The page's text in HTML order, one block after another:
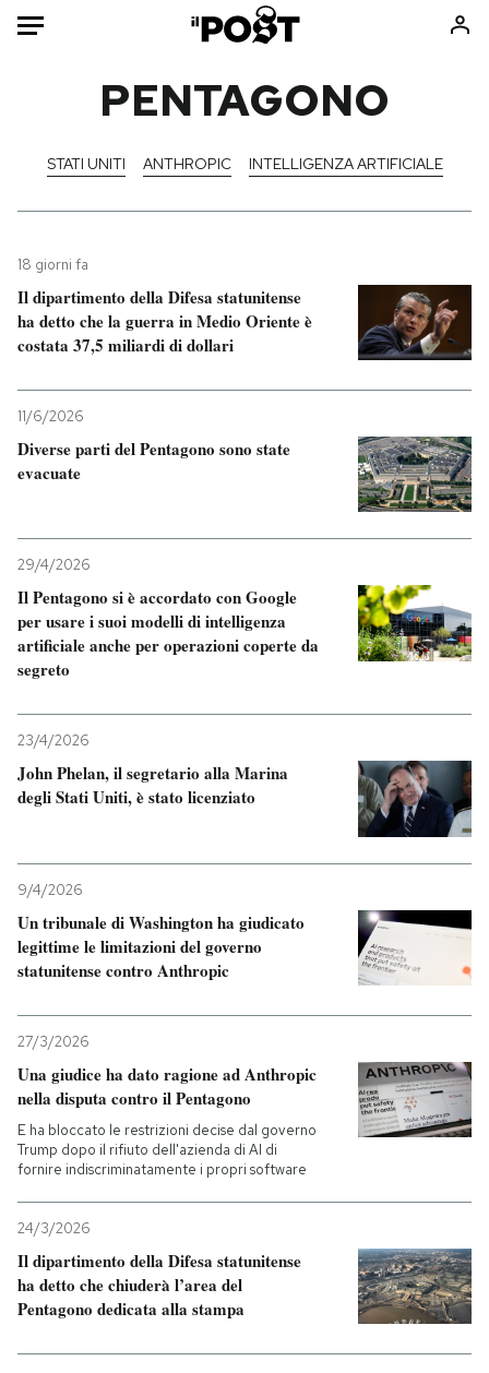
Italia
Mondo
Internet
Scienza
Moda
Libri
Ok Boomer!
Mondiali calcio 2026
NEWSLETTER
I MIEI PREFERITI
SHOP
AREA PERSONALE
Entra
PENTAGONO
STATI UNITI ANTHROPIC INTELLIGENZA ARTIFICIALE
18 giorni fa
Il dipartimento della Difesa statunitense
ha detto che la guerra in Medio Oriente è
costata 37,5 miliardi di dollari
11/6/2026
Diverse parti del Pentagono sono state
evacuate
29/4/2026
Il Pentagono si è accordato con Google
per usare i suoi modelli di intelligenza
artificiale anche per operazioni coperte da
segreto
23/4/2026
John Phelan, il segretario alla Marina
degli Stati Uniti, è stato licenziato
9/4/2026
Un tribunale di Washington ha giudicato
legittime le limitazioni del governo
statunitense contro Anthropic
27/3/2026
Una giudice ha dato ragione ad Anthropic
nella disputa contro il Pentagono
E ha bloccato le restrizioni decise dal governo
Trump dopo il rifiuto dell'azienda di AI di
fornire indiscriminatamente i propri software
24/3/2026
Il dipartimento della Difesa statunitense
ha detto che chiuderà l’area del
Pentagono dedicata alla stampa